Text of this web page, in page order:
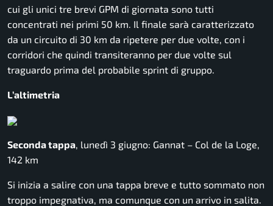
cui gli unici tre brevi GPM di giornata sono tutti
concentrati nei primi 50 km. Il finale sarà caratterizzato
da un circuito di 30 km da ripetere per due volte, con i
corridori che quindi transiteranno per due volte sul
traguardo prima del probabile sprint di gruppo.
L’altimetria
Seconda tappa , lunedì 3 giugno: Gannat – Col de la Loge,
142 km
Si inizia a salire con una tappa breve e tutto sommato non
troppo impegnativa, ma comunque con un arrivo in salita.